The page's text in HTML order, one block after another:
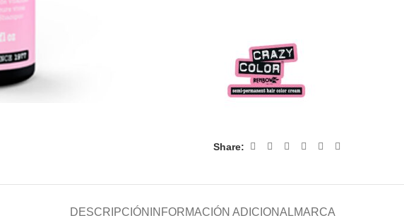
Share:
DESCRIPCIÓN INFORMACIÓN ADICIONALMARCA